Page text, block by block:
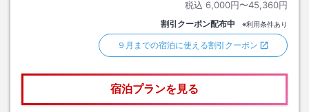
税込 6,000円〜45,360円
割引クーポン配布中 ※利用条件あり
９月までの宿泊に使える割引クーポン
宿泊プランを見る